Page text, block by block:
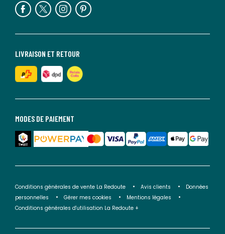
MODES DE PAIEMENT
LIVRAISON ET RETOUR
Conditions générales de vente La Redoute Avis clients
Données
personnelles
Gérer mes cookies
Mentions légales
Conditions générales d'utilisation La Redoute +